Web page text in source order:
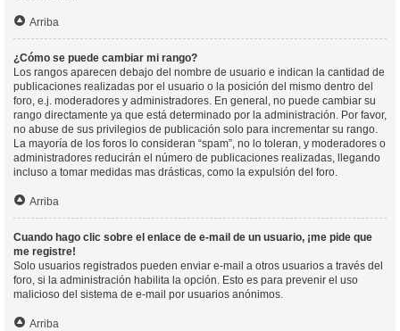
Arriba
¿Cómo se puede cambiar mi rango?
Los rangos aparecen debajo del nombre de usuario e indican la cantidad de
publicaciones realizadas por el usuario o la posición del mismo dentro del
foro, e.j. moderadores y administradores. En general, no puede cambiar su
rango directamente ya que está determinado por la administración. Por favor,
no abuse de sus privilegios de publicación solo para incrementar su rango.
La mayoría de los foros lo consideran “spam”, no lo toleran, y moderadores o
administradores reducirán el número de publicaciones realizadas, llegando
incluso a tomar medidas mas drásticas, como la expulsión del foro.
Arriba
Cuando hago clic sobre el enlace de e-mail de un usuario, ¡me pide que
me registre!
Solo usuarios registrados pueden enviar e-mail a otros usuarios a través del
foro, si la administración habilita la opción. Esto es para prevenir el uso
malicioso del sistema de e-mail por usuarios anónimos.
Arriba